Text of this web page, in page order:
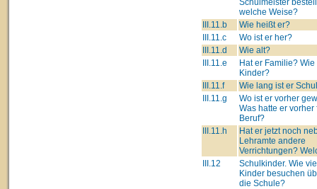
welche Weise?
III.11.b
Wie heißt er?
III.11.c
Wo ist er her?
III.11.d
Wie alt?
III.11.e
Hat er Familie?
Kinder?
III.11.f
Wie lang ist er
III.11.g
Wo ist er vorher
Was hatte er vorher
Beruf?
III.11.h
Hat er jetzt noch
Lehramte andere
Verrichtungen?
III.12
Schulkinder. Wie
Kinder besuchen
die Schule?